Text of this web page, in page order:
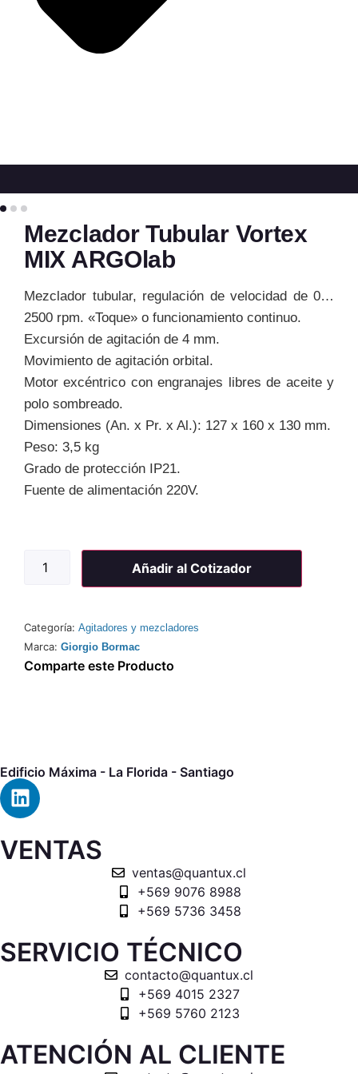
Mezclador Tubular Vortex
MIX ARGOlab
Mezclador tubular, regulación de velocidad de 0…
2500 rpm. «Toque» o funcionamiento continuo.
Excursión de agitación de 4 mm.
Movimiento de agitación orbital.
Motor excéntrico con engranajes libres de aceite y
polo sombreado.
Dimensiones (An. x Pr. x Al.): 127 x 160 x 130 mm.
Peso: 3,5 kg
Grado de protección IP21.
Fuente de alimentación 220V.
Añadir al Cotizador
Categoría: Agitadores y mezcladores
Marca: Giorgio Bormac
Comparte este Producto
Edificio Máxima - La Florida - Santiago
VENTAS
ventas@quantux.cl
+569 9076 8988
+569 5736 3458
SERVICIO TÉCNICO
contacto@quantux.cl
+569 4015 2327
+569 5760 2123
ATENCIÓN AL CLIENTE